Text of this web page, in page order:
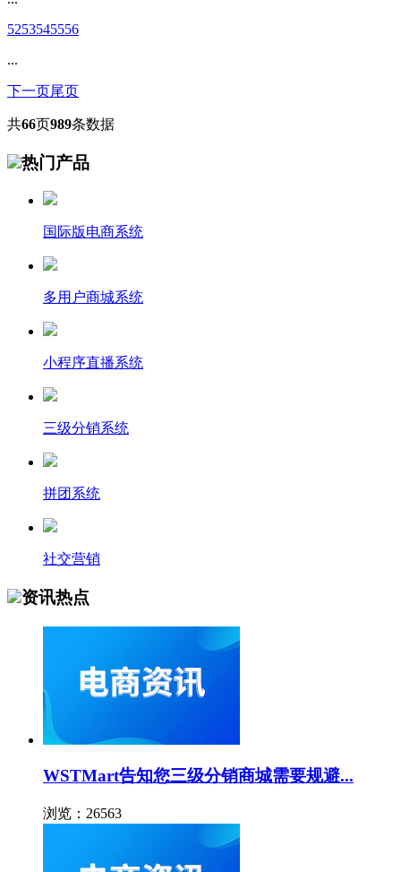
5253545556
...
下一页尾页
共66页989条数据
热门产品
国际版电商系统
多用户商城系统
小程序直播系统
三级分销系统
拼团系统
社交营销
资讯热点
WSTMart告知您三级分销商城需要规避...
浏览：26563